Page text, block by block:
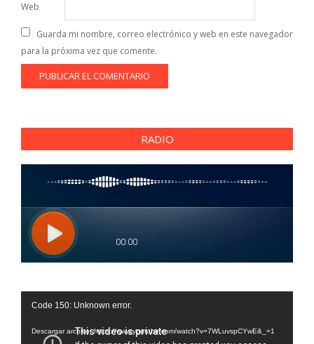
Web
Guarda mi nombre, correo electrónico y web en este navegador
para la próxima vez que comente.
RADIO
Reproductor
vídeo
Code 150: Unknown error.
Descargar archivo: https://www.youtube.com/watch?v=7WLuvspCYwE&_=1